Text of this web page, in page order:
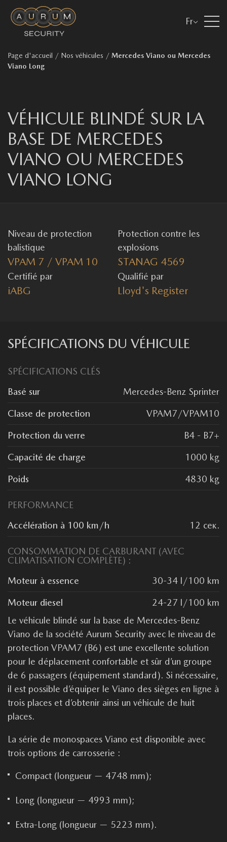
Fr
Page d'accueil / Nos véhicules / Mercedes Viano ou Mercedes
Viano Long
VÉHICULE BLINDÉ SUR LA
BASE DE MERCEDES
VIANO OU MERCEDES
VIANO LONG
Niveau de protection
balistique
VPAM 7 / VPAM 10
Protection contre les
explosions
STANAG 4569
Certifié par
iABG
Qualifié par
Lloyd's Register
SPÉCIFICATIONS DU VÉHICULE
SPÉCIFICATIONS CLÉS
Basé sur
Mercedes-Benz Sprinter
Classe de protection VPAM7/VPAM10
Protection du verre B4 - B7+
Capacité de charge 1000 kg
Poids 4830 kg
PERFORMANCE
Accélération à 100 km/h
12 сек.
CONSOMMATION DE CARBURANT (AVEC
CLIMATISATION COMPLÈTE) :
Moteur à essence
30-34 l/100 km
Moteur diesel
24-27 l/100 km
Le véhicule blindé sur la base de Mercedes-Benz
Viano de la société Aurum Security avec le niveau de
protection VPAM7 (B6) est une excellente solution
pour le déplacement confortable et sûr d’un groupe
de 6 passagers (équipement standard). Si nécessaire,
il est possible d’équiper le Viano des sièges en ligne à
trois places et d’obtenir ainsi un véhicule de huit
places.
La série de monospaces Viano est disponible avec
trois options de carrosserie :
Compact (longueur — 4748 mm);
Long (longueur — 4993 mm);
Extra-Long (longueur — 5223 mm).